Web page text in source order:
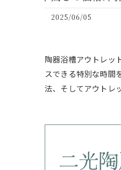
2025/06/05
陶器浴槽アウトレッ
スできる特別な時間
法、そしてアウトレ